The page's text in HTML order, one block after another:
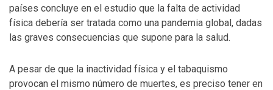
países concluye en el estudio que la falta de actividad
física debería ser tratada como una pandemia global, dadas
las graves consecuencias que supone para la salud.
A pesar de que la inactividad física y el tabaquismo
provocan el mismo número de muertes, es preciso tener en